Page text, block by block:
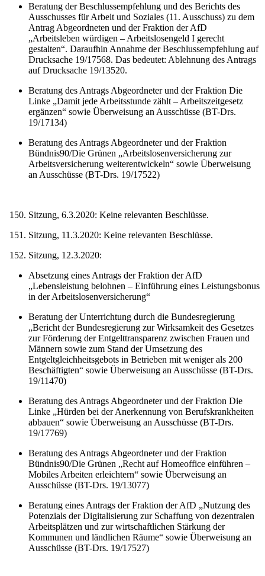
Beratung der Beschlussempfehlung und des Berichts des
Ausschusses für Arbeit und Soziales (11. Ausschuss) zu dem
Antrag Abgeordneten und der Fraktion der AfD
„Arbeitsleben würdigen – Arbeitslosengeld I gerecht
gestalten“. Daraufhin Annahme der Beschlussempfehlung auf
Drucksache 19/17568. Das bedeutet: Ablehnung des Antrags
auf Drucksache 19/13520.
Beratung des Antrags Abgeordneter und der Fraktion Die
Linke „Damit jede Arbeitsstunde zählt – Arbeitszeitgesetz
ergänzen“ sowie Überweisung an Ausschüsse (BT-Drs.
19/17134)
Beratung des Antrags Abgeordneter und der Fraktion
Bündnis90/Die Grünen „Arbeitslosenversicherung zur
Arbeitsversicherung weiterentwickeln“ sowie Überweisung
an Ausschüsse (BT-Drs. 19/17522)
Sitzung, 6.3.2020: Keine relevanten Beschlüsse.
Sitzung, 11.3.2020: Keine relevanten Beschlüsse.
Sitzung, 12.3.2020:
Absetzung eines Antrags der Fraktion der AfD
„Lebensleistung belohnen – Einführung eines Leistungsbonus
in der Arbeitslosenversicherung“
Beratung der Unterrichtung durch die Bundesregierung
„Bericht der Bundesregierung zur Wirksamkeit des Gesetzes
zur Förderung der Entgelttransparenz zwischen Frauen und
Männern sowie zum Stand der Umsetzung des
Entgeltgleichheitsgebots in Betrieben mit weniger als 200
Beschäftigten“ sowie Überweisung an Ausschüsse (BT-Drs.
19/11470)
Beratung des Antrags Abgeordneter und der Fraktion Die
Linke „Hürden bei der Anerkennung von Berufskrankheiten
abbauen“ sowie Überweisung an Ausschüsse (BT-Drs.
19/17769)
Beratung des Antrags Abgeordneter und der Fraktion
Bündnis90/Die Grünen „Recht auf Homeoffice einführen –
Mobiles Arbeiten erleichtern“ sowie Überweisung an
Ausschüsse (BT-Drs. 19/13077)
Beratung eines Antrags der Fraktion der AfD „Nutzung des
Potenzials der Digitalisierung zur Schaffung von dezentralen
Arbeitsplätzen und zur wirtschaftlichen Stärkung der
Kommunen und ländlichen Räume“ sowie Überweisung an
Ausschüsse (BT-Drs. 19/17527)